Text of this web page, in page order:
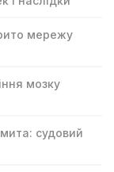
мережу
мозку
судовий